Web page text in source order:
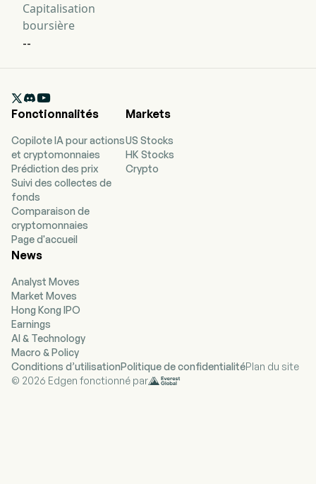
Capitalisation
boursière
--

Fonctionnalités
Copilote IA pour actions
et cryptomonnaies
Prédiction des prix
Suivi des collectes de
fonds
Comparaison de
cryptomonnaies
Page d'accueil
Markets
US Stocks
HK Stocks
Crypto
News
Analyst Moves
Market Moves
Hong Kong IPO
Earnings
AI & Technology
Macro & Policy
Conditions d’utilisationPolitique de confidentialitéPlan du site
© 2026 Edgen fonctionné par